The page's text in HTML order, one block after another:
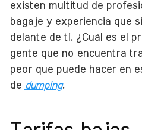
existen multitud de
bagaje y experiencia que
delante de ti. ¿Cuál es el
gente que no encuentra
peor que puede hacer en
de dumping.